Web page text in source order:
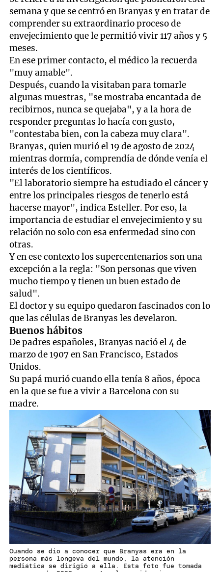
semana y que se centró en Branyas y en tratar de
comprender su extraordinario proceso de
envejecimiento que le permitió vivir 117 años y 5
meses.
En ese primer contacto, el médico la recuerda
"muy amable".
Después, cuando la visitaban para tomarle
algunas muestras, "se mostraba encantada de
recibirnos, nunca se quejaba", y a la hora de
responder preguntas lo hacía con gusto,
"contestaba bien, con la cabeza muy clara".
Branyas, quien murió el 19 de agosto de 2024
mientras dormía, comprendía de dónde venía el
interés de los científicos.
"El laboratorio siempre ha estudiado el cáncer y
entre los principales riesgos de tenerlo está
hacerse mayor", indica Esteller. Por eso, la
importancia de estudiar el envejecimiento y su
relación no solo con esa enfermedad sino con
otras.
Y en ese contexto los supercentenarios son una
excepción a la regla: "Son personas que viven
mucho tiempo y tienen un buen estado de
salud".
El doctor y su equipo quedaron fascinados con lo
que las células de Branyas les develaron.
Buenos hábitos
De padres españoles, Branyas nació el 4 de
marzo de 1907 en San Francisco, Estados
Unidos.
Su papá murió cuando ella tenía 8 años, época
en la que se fue a vivir a Barcelona con su
madre.
Cuando se dio a conocer que Branyas era en la
persona más longeva del mundo, la atención
mediática se dirigió a ella. Esta foto fue tomada